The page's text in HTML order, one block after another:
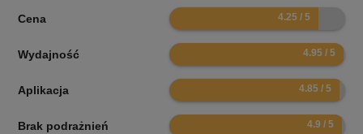
Cena 8.5
Wydajność 9.9
Aplikacja 9.7
Brak podrażnień 9.8